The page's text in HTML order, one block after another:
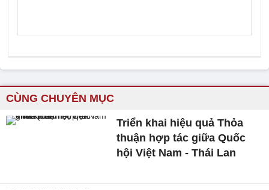
CÙNG CHUYÊN MỤC
Triển khai hiệu quả Thỏa
thuận hợp tác giữa Quốc
hội Việt Nam - Thái Lan